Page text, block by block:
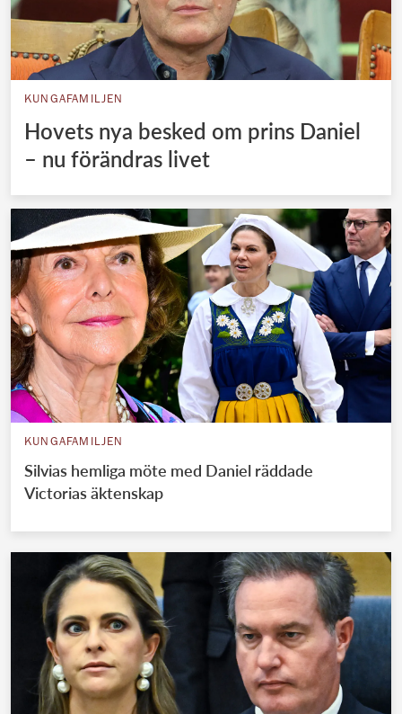
KUNGAFAMILJEN
Hovets nya besked om prins Daniel
– nu förändras livet
KUNGAFAMILJEN
Silvias hemliga möte med Daniel räddade
Victorias äktenskap